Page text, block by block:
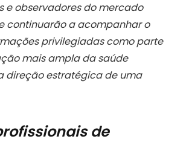
e observadores do mercado
continuarão a acompanhar o
privilegiadas como parte
mais ampla da saúde
direção estratégica de uma
de